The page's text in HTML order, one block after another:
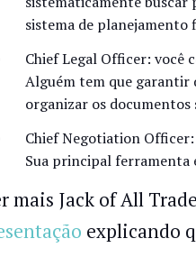
sistema de planejamento
Chief Legal Officer: você
Alguém tem que garantir
organizar os
Chief Negotiation Officer:
Sua principal ferramenta
mais Jack of All
explicando